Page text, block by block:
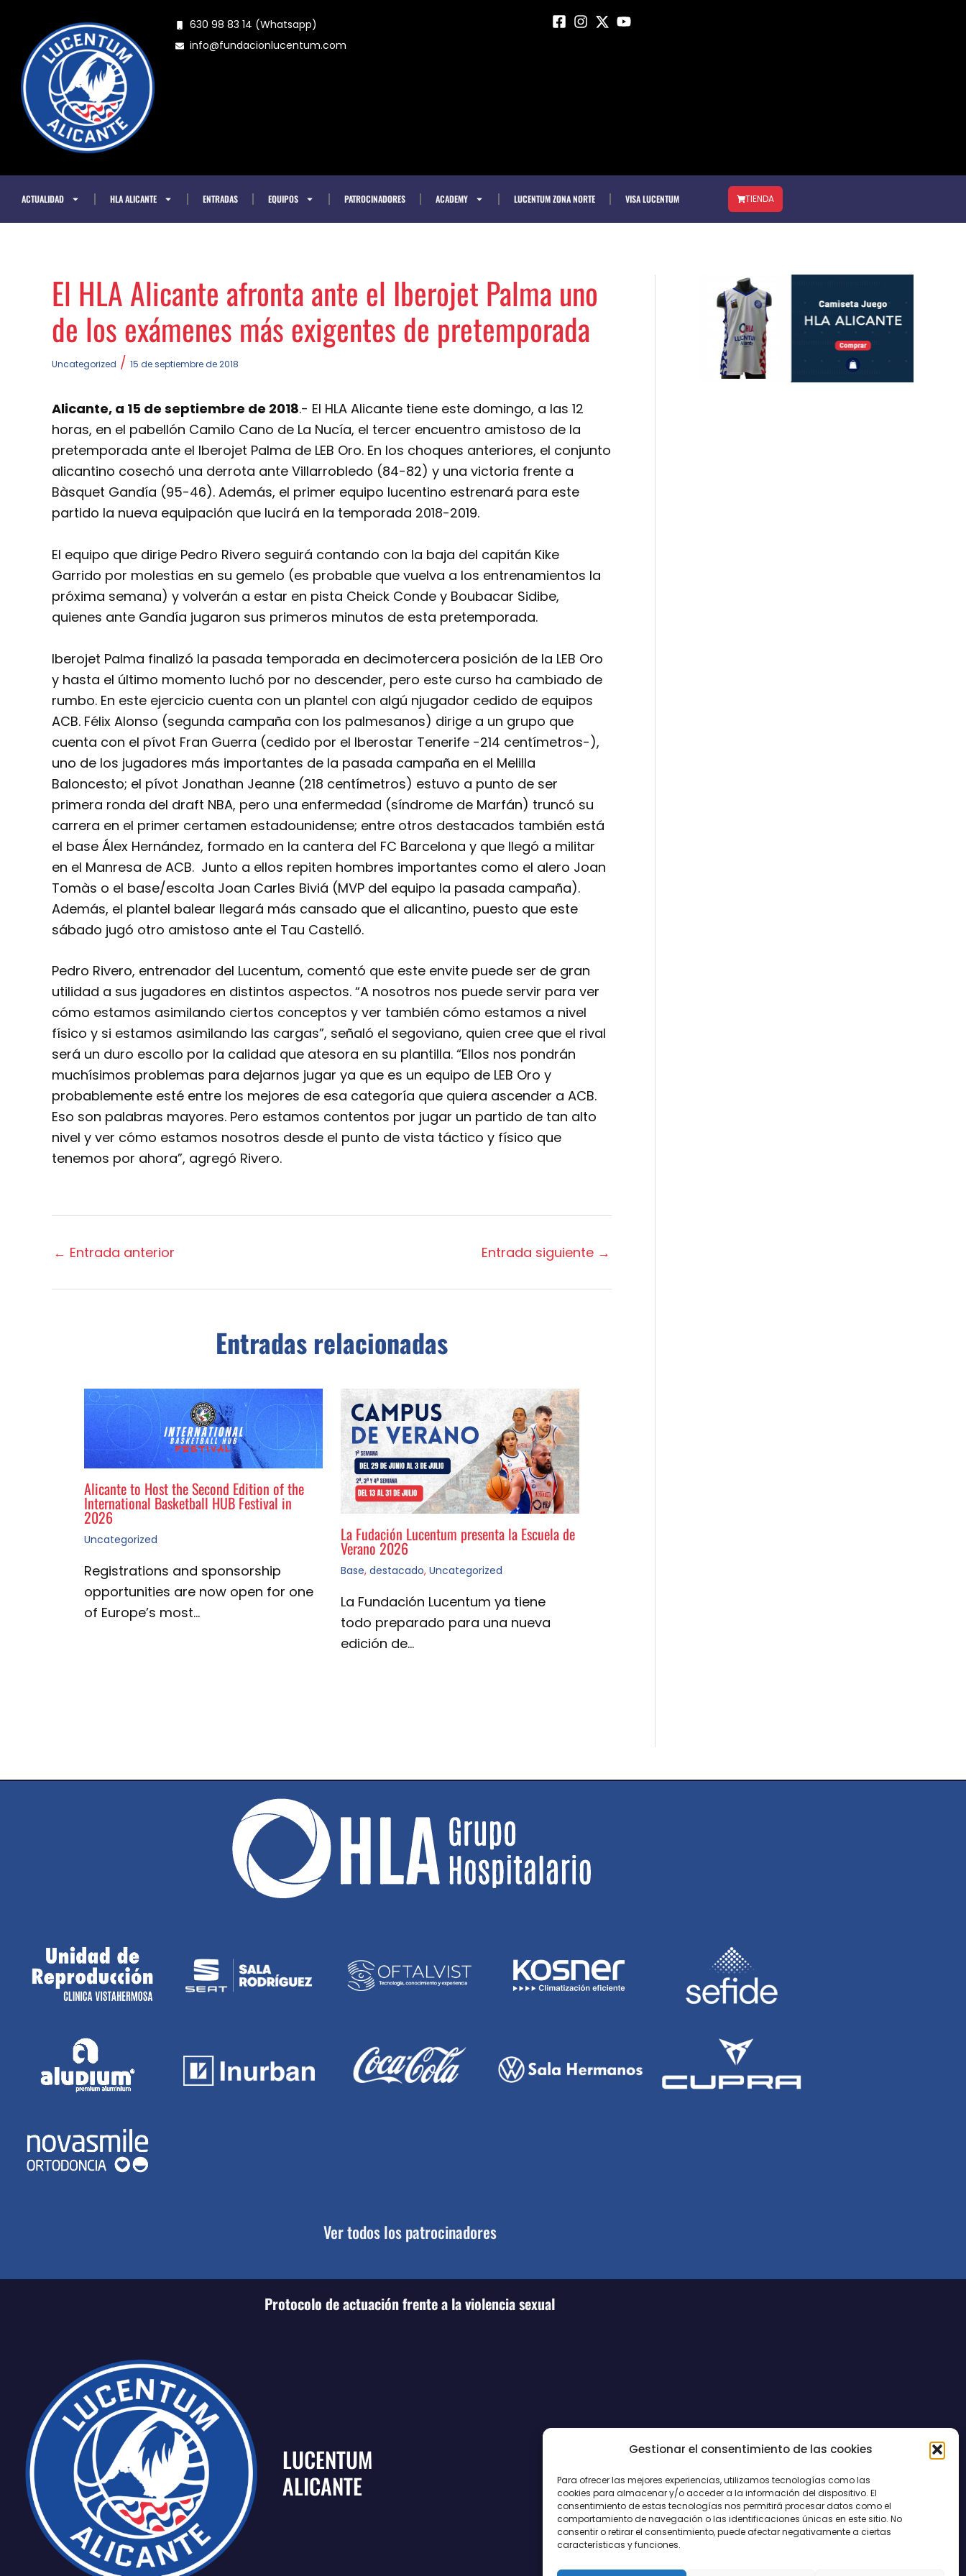
Gestionar el consentimiento de las cookies
Para ofrecer las mejores experiencias, utilizamos tecnologías como las
cookies para almacenar y/o acceder a la información del dispositivo. El
consentimiento de estas tecnologías nos permitirá procesar datos como el
comportamiento de navegación o las identificaciones únicas en este sitio. No
consentir o retirar el consentimiento, puede afectar negativamente a ciertas
características y funciones.
contenido
630 98 83 14 (Whatsapp)
info@fundacionlucentum.com
ACTUALIDAD HLA ALICANTE ENTRADAS EQUIPOS PATROCINADORES ACADEMY LUCENTUM ZONA NORTE VISA LUCENTUM TIENDA
El HLA Alicante afronta ante el Iberojet Palma uno
de los exámenes más exigentes de pretemporada
Uncategorized / 15 de septiembre de 2018
Alicante, a 15 de septiembre de 2018.- El HLA Alicante tiene este domingo, a las 12
horas, en el pabellón Camilo Cano de La Nucía, el tercer encuentro amistoso de la
pretemporada ante el Iberojet Palma de LEB Oro. En los choques anteriores, el conjunto
alicantino cosechó una derrota ante Villarrobledo (84-82) y una victoria frente a
Bàsquet Gandía (95-46). Además, el primer equipo lucentino estrenará para este
partido la nueva equipación que lucirá en la temporada 2018-2019.
El equipo que dirige Pedro Rivero seguirá contando con la baja del capitán Kike
Garrido por molestias en su gemelo (es probable que vuelva a los entrenamientos la
próxima semana) y volverán a estar en pista Cheick Conde y Boubacar Sidibe,
quienes ante Gandía jugaron sus primeros minutos de esta pretemporada.
Iberojet Palma finalizó la pasada temporada en decimotercera posición de la LEB Oro
y hasta el último momento luchó por no descender, pero este curso ha cambiado de
rumbo. En este ejercicio cuenta con un plantel con algú njugador cedido de equipos
ACB. Félix Alonso (segunda campaña con los palmesanos) dirige a un grupo que
cuenta con el pívot Fran Guerra (cedido por el Iberostar Tenerife -214 centímetros-),
uno de los jugadores más importantes de la pasada campaña en el Melilla
Baloncesto; el pívot Jonathan Jeanne (218 centímetros) estuvo a punto de ser
primera ronda del draft NBA, pero una enfermedad (síndrome de Marfán) truncó su
carrera en el primer certamen estadounidense; entre otros destacados también está
el base Álex Hernández, formado en la cantera del FC Barcelona y que llegó a militar
en el Manresa de ACB. Junto a ellos repiten hombres importantes como el alero Joan
Tomàs o el base/escolta Joan Carles Biviá (MVP del equipo la pasada campaña).
Además, el plantel balear llegará más cansado que el alicantino, puesto que este
sábado jugó otro amistoso ante el Tau Castelló.
Pedro Rivero, entrenador del Lucentum, comentó que este envite puede ser de gran
utilidad a sus jugadores en distintos aspectos. “A nosotros nos puede servir para ver
cómo estamos asimilando ciertos conceptos y ver también cómo estamos a nivel
físico y si estamos asimilando las cargas”, señaló el segoviano, quien cree que el rival
será un duro escollo por la calidad que atesora en su plantilla. “Ellos nos pondrán
muchísimos problemas para dejarnos jugar ya que es un equipo de LEB Oro y
probablemente esté entre los mejores de esa categoría que quiera ascender a ACB.
Eso son palabras mayores. Pero estamos contentos por jugar un partido de tan alto
nivel y ver cómo estamos nosotros desde el punto de vista táctico y físico que
tenemos por ahora”, agregó Rivero.
← Entrada anterior Entrada siguiente →
Entradas relacionadas
Alicante to Host the Second Edition of the
International Basketball HUB Festival in
2026
Uncategorized
Registrations and sponsorship
opportunities are now open for one
of Europe’s most…
La Fudación Lucentum presenta la Escuela de
Verano 2026
Base, destacado, Uncategorized
La Fundación Lucentum ya tiene
todo preparado para una nueva
edición de…
Ver todos los patrocinadores
Protocolo de actuación frente a la violencia sexual
LUCENTUM
ALICANTE
CONTACTO